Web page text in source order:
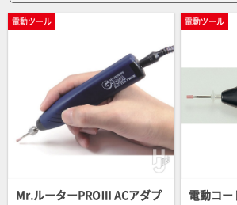
電動ツール
Mr.ルーターPROⅢ ACアダプ
電動ツール
電動コー